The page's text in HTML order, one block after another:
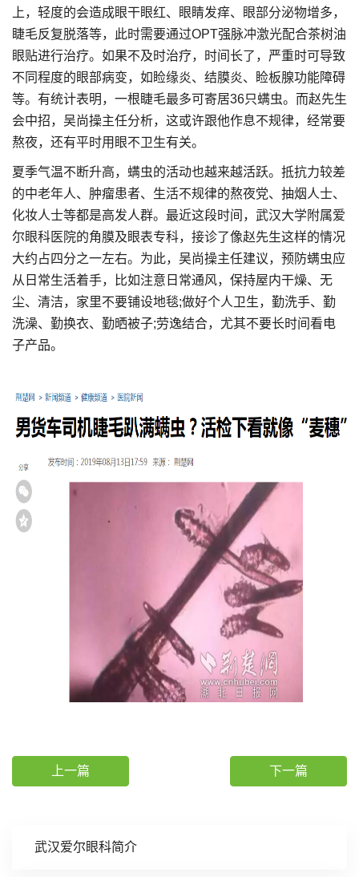
武汉爱尔眼科简介
上，轻度的会造成眼干眼红、眼睛发痒、眼部分泌物增多，
睫毛反复脱落等，此时需要通过OPT强脉冲激光配合茶树油
眼贴进行治疗。如果不及时治疗，时间长了，严重时可导致
不同程度的眼部病变，如睑缘炎、结膜炎、睑板腺功能障碍
等。有统计表明，一根睫毛最多可寄居36只螨虫。而赵先生
会中招，吴尚操主任分析，这或许跟他作息不规律，经常要
熬夜，还有平时用眼不卫生有关。
夏季气温不断升高，螨虫的活动也越来越活跃。抵抗力较差
的中老年人、肿瘤患者、生活不规律的熬夜党、抽烟人士、
化妆人士等都是高发人群。最近这段时间，武汉大学附属爱
尔眼科医院的角膜及眼表专科，接诊了像赵先生这样的情况
大约占四分之一左右。为此，吴尚操主任建议，预防螨虫应
从日常生活着手，比如注意日常通风，保持屋内干燥、无
尘、清洁，家里不要铺设地毯;做好个人卫生，勤洗手、勤
洗澡、勤换衣、勤晒被子;劳逸结合，尤其不要长时间看电
子产品。
上一篇 下一篇